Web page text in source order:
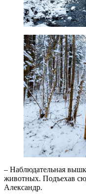
– Наблюдательная
животных. Подъехав
Александр.